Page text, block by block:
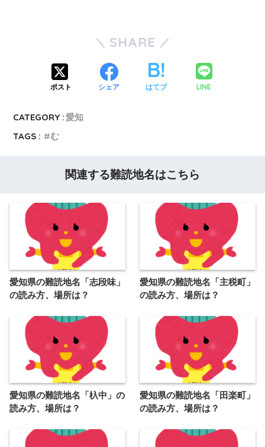
SHARE
ポスト シェア はてブ LINE
CATEGORY :愛知
TAGS :
む
関連する難読地名はこちら
愛知県の難読地名「志段味」
の読み方、場所は？
愛知県の難読地名「主税町」
の読み方、場所は？
愛知県の難読地名「杁中」の
読み方、場所は？
愛知県の難読地名「田楽町」
の読み方、場所は？